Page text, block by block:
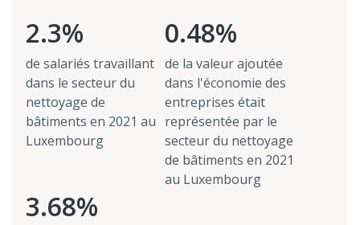
2.3%
de salariés travaillant
dans le secteur du
nettoyage de
bâtiments en 2021 au
Luxembourg
0.48%
de la valeur ajoutée
dans l'économie des
entreprises était
représentée par le
secteur du nettoyage
de bâtiments en 2021
au Luxembourg
3.68%